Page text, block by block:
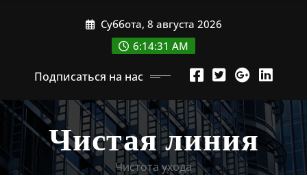
Суббота, 8 августа 2026
6:14:32 AM
Подписаться на нас
Чистая линия
Чистота ухода